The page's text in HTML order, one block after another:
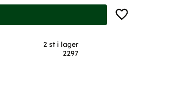
Lägg till i favoriter
2 st i lager
2297